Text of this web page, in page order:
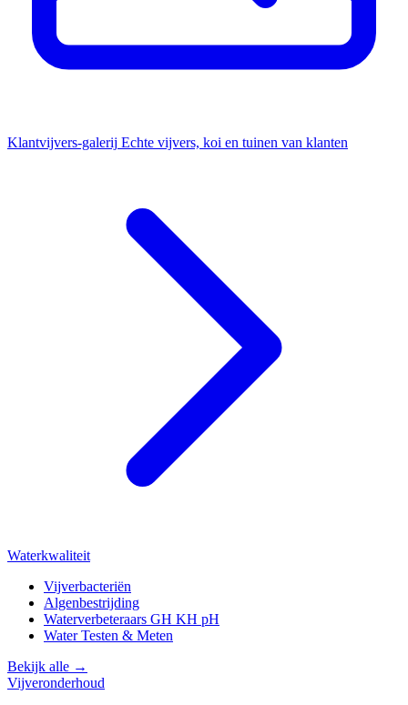
Klantvijvers-galerij Echte vijvers, koi en tuinen van klanten
Waterkwaliteit
Vijverbacteriën
Algenbestrijding
Waterverbeteraars GH KH pH
Water Testen & Meten
Bekijk alle →
Vijveronderhoud